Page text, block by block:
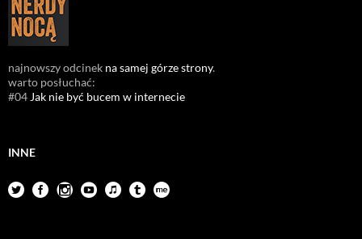
najnowszy odcinek na samej górze strony.
warto posłuchać:
#04 Jak nie być bucem w internecie
INNE